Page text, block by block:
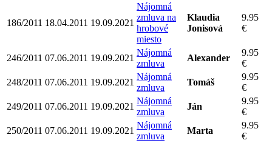
186/2011 18.04.2011 19.09.2021
Nájomná
zmluva na
hrobové
miesto
Klaudia
Jonisová
9.95
€
246/2011 07.06.2011 19.09.2021
Nájomná
zmluva
Alexander
9.95
€
248/2011 07.06.2011 19.09.2021
Nájomná
zmluva
Tomáš
9.95
€
249/2011 07.06.2011 19.09.2021
Nájomná
zmluva
Ján
9.95
€
250/2011 07.06.2011 19.09.2021
Nájomná
zmluva
Marta
9.95
€